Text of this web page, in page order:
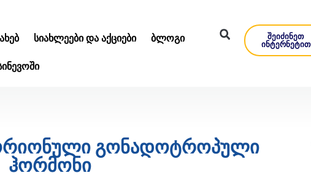
ᲡᲘᲐᲮᲚᲔᲔᲑᲘ ᲓᲐ ᲐᲥᲪᲘᲔᲑᲘ ᲑᲚᲝᲒᲘ
ᲨᲔᲘᲫᲘᲜᲔᲗ
ᲘᲜᲢᲔᲠᲜᲔᲢᲘᲗ
გონადოტროპული
ჰორმონი